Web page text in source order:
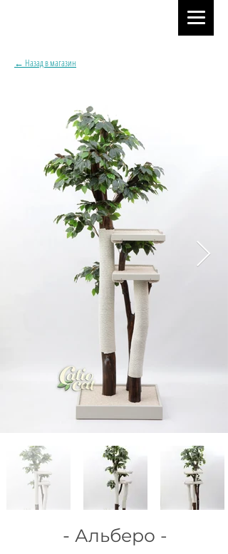
← Назад в магазин
- Альберо -